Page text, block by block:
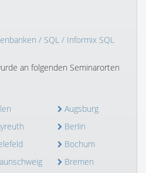
/ SQL / Informix SQL
an folgenden Seminarorten
Augsburg
Berlin
Bochum
Bremen